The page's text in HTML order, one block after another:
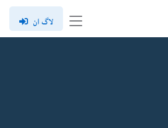
لاگ ان